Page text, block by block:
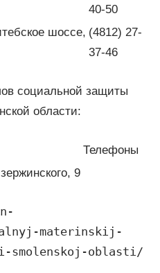
40-50
шоссе, (4812) 27-
37-46
социальной защиты
области:
Телефоны
9
materinskij-
smolenskoj-oblasti/